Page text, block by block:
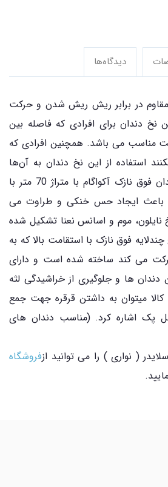
دیدگاه‌ها
در برابر ریش ریش شدن و حرکت
نخ دندان برای افرادی که فاصله بین
مناسب می باشد. همچنین افرادی که
استفاده از این نخ دندان به آن‌ها
پیشنهاد می‌شود. نخ دندان فوق نازک آکواگام با متراژ 70 متر با
باعث ایجاد حس خنکی و طراوت می
نایلون، موم و اسانس نعنا تشکیل شده
فوق نازک با استقامت بالا که به
می کند ساخته شده است و دارای
دندان ها و جلوگیری از خراشیدگی لثه
میتوان به داشتن قرقره جهت جمع
پک اشاره کرد. (مناسب دندان های
( نواری ) را می توانید ازفروشگاه